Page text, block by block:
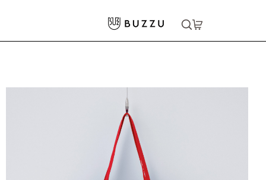
トートバッグ
12oz スタンダードキャンバストートバッグ（M）